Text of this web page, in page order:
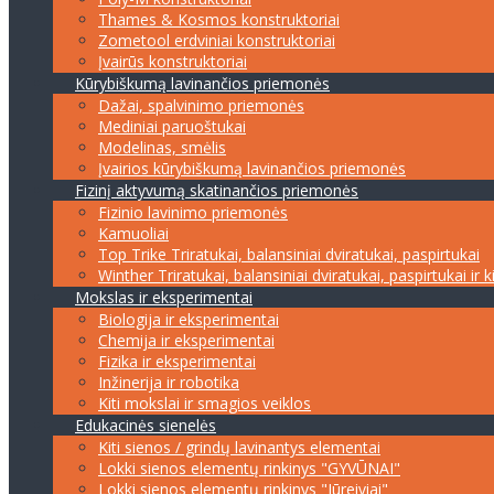
Thames & Kosmos konstruktoriai
Zometool erdviniai konstruktoriai
Įvairūs konstruktoriai
Kūrybiškumą lavinančios priemonės
Dažai, spalvinimo priemonės
Mediniai paruoštukai
Modelinas, smėlis
Įvairios kūrybiškumą lavinančios priemonės
Fizinį aktyvumą skatinančios priemonės
Fizinio lavinimo priemonės
Kamuoliai
Top Trike Triratukai, balansiniai dviratukai, paspirtukai
Winther Triratukai, balansiniai dviratukai, paspirtukai ir
Mokslas ir eksperimentai
Biologija ir eksperimentai
Chemija ir eksperimentai
Fizika ir eksperimentai
Inžinerija ir robotika
Kiti mokslai ir smagios veiklos
Edukacinės sienelės
Kiti sienos / grindų lavinantys elementai
Lokki sienos elementų rinkinys "GYVŪNAI"
Lokki sienos elementų rinkinys "Jūreiviai"